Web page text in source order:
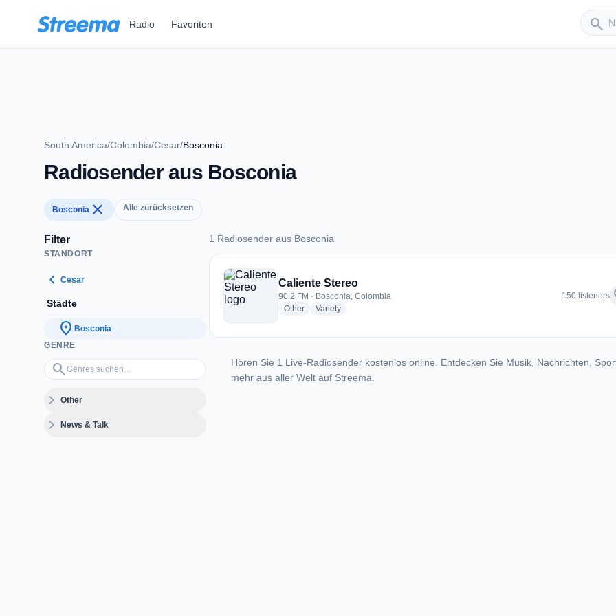
Radio Favoriten search
Sender
South America/Colombia/Cesar/Bosconia
Radiosender aus Bosconia
Bosconia close Alle zurücksetzen
Filter
STANDORT
chevron_left Cesar
Städte
location_on Bosconia
GENRE
search
Genres suchen…
expand_moreOther
expand_moreNews & Talk
1 Radiosender aus Bosconia
1 Radiosender aus Bosconia
Caliente Stereo
90.2 FM · Bosconia, Colombia
Otherradio stations
Varietyradio stations
150 listeners
Hören Sie 1 Live-Radiosender kostenlos online. Entdecken Sie Musik, Nachrichten,
mehr aus aller Welt auf Streema.